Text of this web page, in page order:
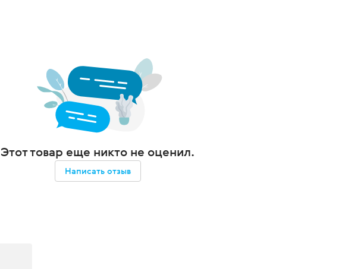
Этот товар еще никто не оценил.
Написать отзыв